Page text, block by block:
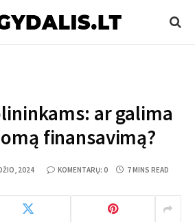
ar galima
finansavimą?
2024 KOMENTARŲ: 0 7 MINS READ